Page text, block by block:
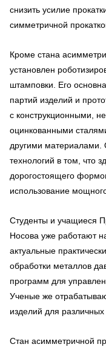
снизить усилие
симметричной
Кроме стана
установлен
штамповки. Его
партий изделий и
с конструкционными,
оцинкованными
другими материалами.
технологий в том, что
дорогостоящего
использование
Студенты и учащиеся
Носова уже работают
актуальные
обработки металлов
программ для
Ученые же
изделий для
Стан асимметричной